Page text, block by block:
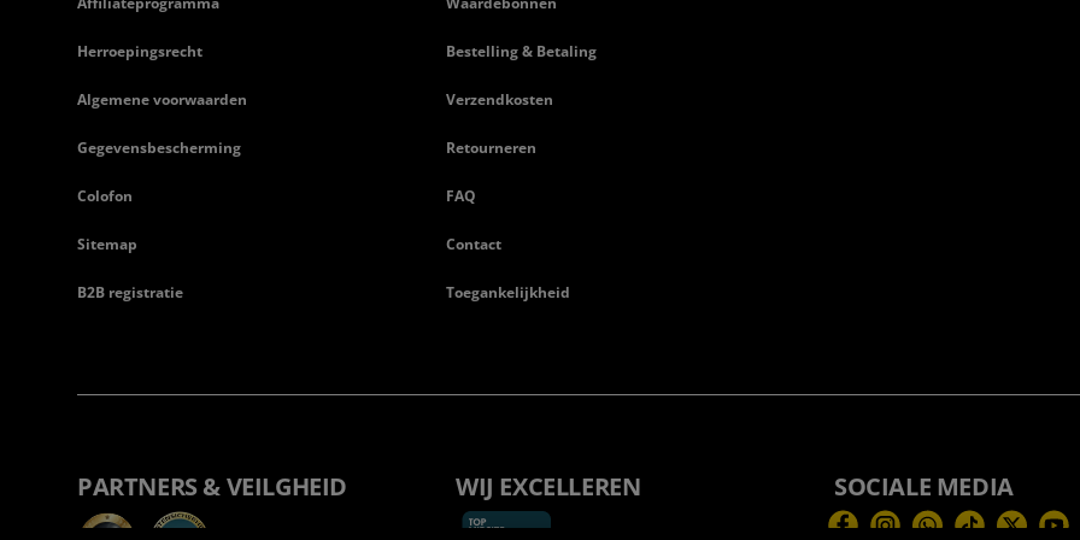
Herroepingsrecht
Algemene voorwaarden
Gegevensbescherming
Colofon
Sitemap
B2B registratie
Bestelling & Betaling
Verzendkosten
Retourneren
FAQ
Contact
Toegankelijkheid
PARTNERS & VEILGHEID WIJ EXCELLEREN SOCIALE MEDIA
FacebookInstagramWhatsApp
TikTokTwitter